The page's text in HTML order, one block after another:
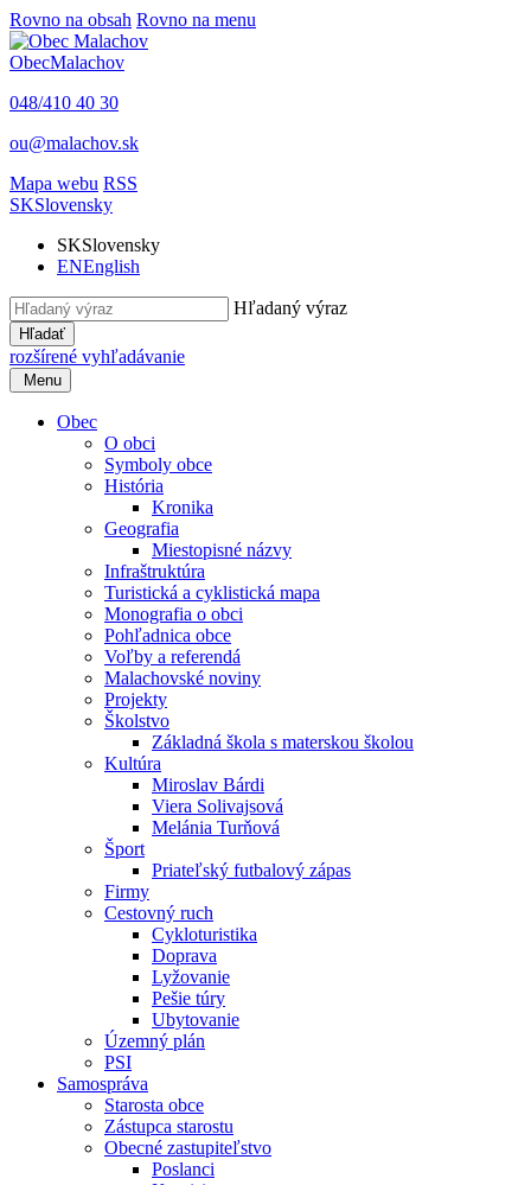
Rovno na obsah Rovno na menu
ObecMalachov
048/410 40 30
ou@malachov.sk
Mapa webu RSS
SKSlovensky
SKSlovensky
ENEnglish
Hľadaný výraz
Hľadať
rozšírené vyhľadávanie
Menu
Obec
O obci
Symboly obce
História
Kronika
Geografia
Miestopisné názvy
Infraštruktúra
Turistická a cyklistická mapa
Monografia o obci
Pohľadnica obce
Voľby a referendá
Malachovské noviny
Projekty
Školstvo
Základná škola s materskou školou
Kultúra
Miroslav Bárdi
Viera Solivajsová
Melánia Turňová
Šport
Priateľský futbalový zápas
Firmy
Cestovný ruch
Cykloturistika
Doprava
Lyžovanie
Pešie túry
Ubytovanie
Územný plán
PSI
Samospráva
Starosta obce
Zástupca starostu
Obecné zastupiteľstvo
Poslanci